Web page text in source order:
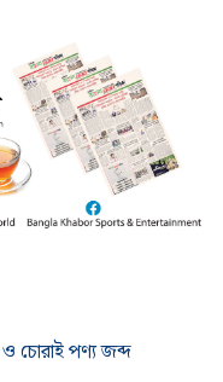
ও চোরাই পণ্য জব্দ